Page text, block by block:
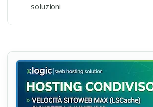
soluzioni